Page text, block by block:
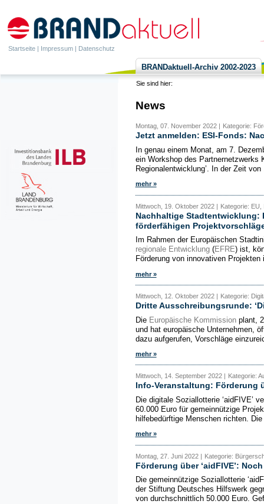
Startseite | Impressum | Datenschutz
BRANDaktuell-Archiv 2002-2023
Sie sind hier:
News
Montag, 07. November 2022 | Kategorie:
Jetzt anmelden: ESI-Fonds:
In genau einem Monat, am 7.
ein Workshop des Partnernetzwerks
Regionalentwicklung’. In der Zeit
mehr »
Mittwoch, 19. Oktober 2022 | Kategorie:
Nachhaltige Stadtentwicklung:
förderfähigen
Im Rahmen der Europäischen
regionale Entwicklung(EFRE) ist,
Förderung von innovativen Projekten
mehr »
Mittwoch, 12. Oktober 2022 | Kategorie:
Dritte Ausschreibungsrunde:
Die Europäische Kommissionplant,
und hat europäische Unternehmen,
dazu aufgerufen, Vorschläge
mehr »
Mittwoch, 14. September 2022 | Kategorie:
Info-Veranstaltung: Förderung
Die digitale Soziallotterie ‘aidFIVE’
60.000 Euro für gemeinnützige
hilfebedürftige Menschen richten.
mehr »
Montag, 27. Juni 2022 | Kategorie:
Förderung über ‘aidFIVE’:
Die gemeinnützige Soziallotterie
der Stiftung Deutsches Hilfswerk
von durchschnittlich 50.000 Euro.